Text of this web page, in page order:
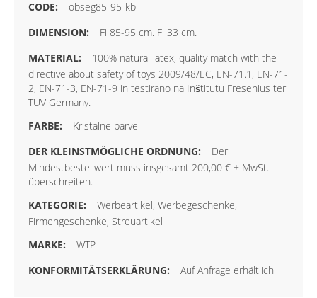
obseg85-95-kb
Fi 85-95 cm. Fi 33 cm.
100% natural latex, quality match with the
directive about safety of toys 2009/48/EC, EN-71.1, EN-71-
2, EN-71-3, EN-71-9 in testirano na Inštitutu Fresenius ter
TÜV Germany.
Kristalne barve
Der
Mindestbestellwert muss insgesamt 200,00 € + MwSt.
überschreiten.
Werbeartikel, Werbegeschenke,
Firmengeschenke, Streuartikel
WTP
Auf Anfrage erhältlich